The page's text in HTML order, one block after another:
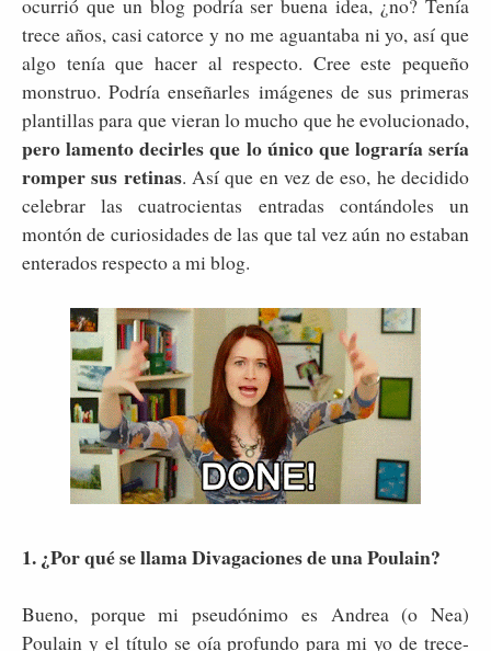
ocurrió que un blog podría ser buena idea, ¿no? Tenía
trece años, casi catorce y no me aguantaba ni yo, así que
algo tenía que hacer al respecto. Cree este pequeño
monstruo. Podría enseñarles imágenes de sus primeras
plantillas para que vieran lo mucho que he evolucionado,
pero lamento decirles que lo único que lograría sería
romper sus retinas. Así que en vez de eso, he decidido
celebrar las cuatrocientas entradas contándoles un
montón de curiosidades de las que tal vez aún no estaban
enterados respecto a mi blog.
1. ¿Por qué se llama Divagaciones de una Poulain?
Bueno, porque mi pseudónimo es Andrea (o Nea)
Poulain y el título se oía profundo para mi yo de trece-